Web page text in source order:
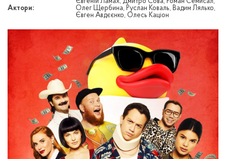
Актори:
Олег Щербина, Руслан Коваль, Вадим Лялько,
Євген Авдєєнко, Олесь Каціон